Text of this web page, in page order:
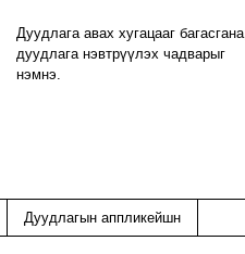
Дуудлага авах хугацааг багасгана,
дуудлага нэвтрүүлэх чадварыг
нэмнэ.
Дуудлагын аппликейшн